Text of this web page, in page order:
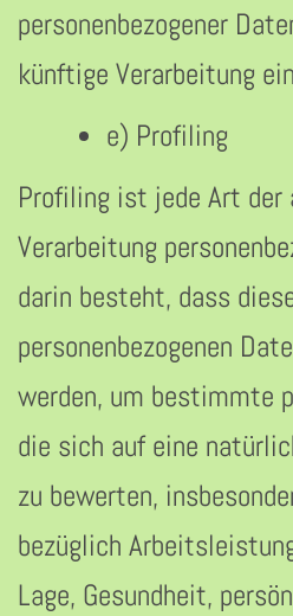
personenbezogener
künftige Verarbeitung
e) Profiling
Profiling ist jede Art
Verarbeitung
darin besteht, dass
personenbezogenen
werden, um bestimmte
die sich auf eine
zu bewerten,
bezüglich
Lage, Gesundheit,